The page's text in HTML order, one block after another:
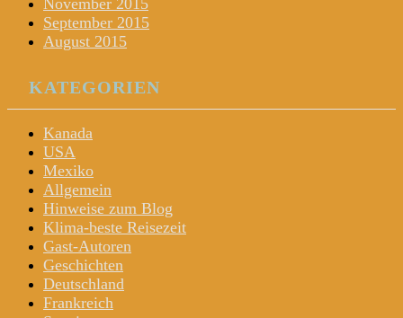
September 2015
August 2015
KATEGORIEN
Kanada
USA
Mexiko
Allgemein
Hinweise zum Blog
Klima-beste Reisezeit
Gast-Autoren
Geschichten
Deutschland
Frankreich